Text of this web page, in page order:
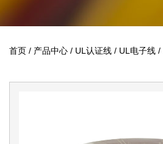
首页 / 产品中心 / UL认证线 / UL电子线 /